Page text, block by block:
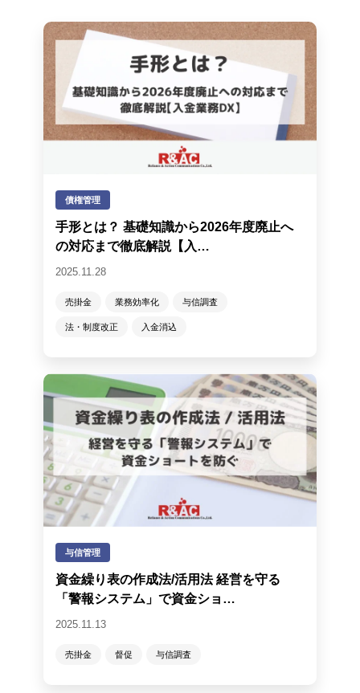
債権管理
手形とは？ 基礎知識から2026年度廃止へ
の対応まで徹底解説【入…
2025.11.28
売掛金 業務効率化 与信調査
法・制度改正 入金消込
与信管理
資金繰り表の作成法/活用法 経営を守る
「警報システム」で資金ショ…
2025.11.13
売掛金 督促 与信調査